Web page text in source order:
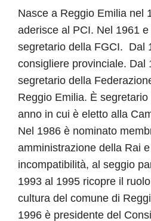
Nasce a Reggio Emilia nel
aderisce al PCI. Nel 1961
segretario della FGCI. Dal
consigliere provinciale. Dal
segretario della
Reggio Emilia. È
anno in cui è eletto alla
Nel 1986 è nominato
amministrazione della Rai
incompatibilità, al seggio
1993 al 1995 ricopre il
cultura del comune di
1996 è presidente del